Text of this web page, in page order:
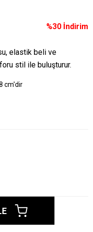
%30 İndirim
elastik beli ve
stil ile buluşturur.
cm'dir